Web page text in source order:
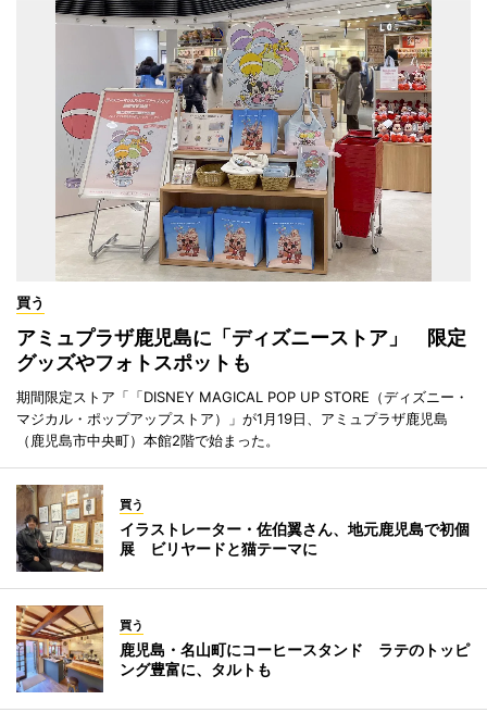
買う
アミュプラザ鹿児島に「ディズニーストア」 限定
グッズやフォトスポットも
期間限定ストア「「DISNEY MAGICAL POP UP STORE（ディズニー・
マジカル・ポップアップストア）」が1月19日、アミュプラザ鹿児島
（鹿児島市中央町）本館2階で始まった。
買う
イラストレーター・佐伯翼さん、地元鹿児島で初個
展 ビリヤードと猫テーマに
買う
鹿児島・名山町にコーヒースタンド ラテのトッピ
ング豊富に、タルトも